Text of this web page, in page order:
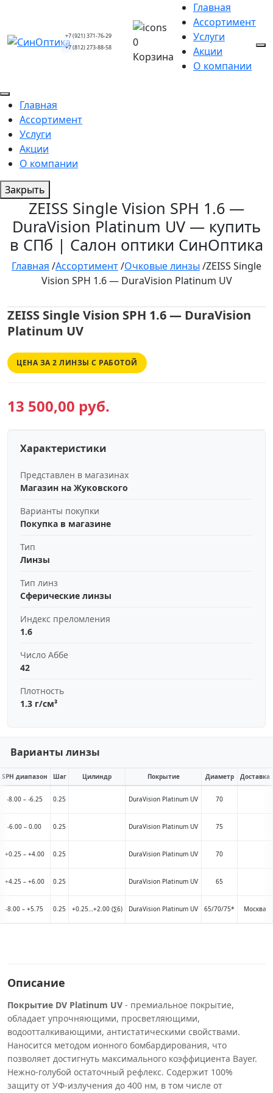
+7 (921) 371-76-29
+7 (812) 273-88-58
0
Корзина
Главная
Ассортимент
Услуги
Акции
О компании
Главная
Ассортимент
Услуги
Акции
О компании
Закрыть
ZEISS Single Vision SPH 1.6 —
DuraVision Platinum UV — купить
в СПб | Салон оптики СинОптика
Главная /Ассортимент/Очковые линзы /ZEISS Single
Vision SPH 1.6 — DuraVision Platinum UV
ZEISS Single Vision SPH 1.6 — DuraVision
Platinum UV
ЦЕНА ЗА 2 ЛИНЗЫ С РАБОТОЙ
13 500,00 руб.
Характеристики
Представлен в магазинах
Магазин на Жуковского
Варианты покупки
Покупка в магазине
Тип
Линзы
Тип линз
Сферические линзы
Индекс преломления
1.6
Число Аббе
42
Плотность
1.3 г/см³
Варианты линзы
SPH диапазон Шаг Цилиндр Покрытие Диаметр Доставка
-8.00 – -6.25 0.25 DuraVision Platinum UV 70
-6.00 – 0.00 0.25 DuraVision Platinum UV 75
+0.25 – +4.00 0.25 DuraVision Platinum UV 70
+4.25 – +6.00 0.25 DuraVision Platinum UV 65
-8.00 – +5.75 0.25 +0.25…+2.00 (∑6) DuraVision Platinum UV 65/70/75* Москва
Описание
Покрытие DV Platinum UV - премиальное покрытие,
обладает упрочняющими, просветляющими,
водоотталкивающими, антистатическими свойствами.
Наносится методом ионного бомбардирования, что
позволяет достигнуть максимального коэффициента Bayer.
Нежно-голубой остаточный рефлекс. Содержит 100%
защиту от УФ-излучения до 400 нм, в том числе от